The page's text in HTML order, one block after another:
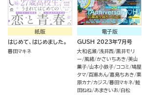
紙版
はじめて、はじめました。
暮田マキネ
電子版
GUSH 2023年7月号
大和名瀬 浅井西 黒井モリ
ー
風緒 かさいちあき 美山
薫子 山本小鉄子 ココミ 鳩屋
タマ 百瀬あん 嘉島ちあき 栗
原カナ カジス 暮田マキネ 鮭
田ねね
あまきいお 白松